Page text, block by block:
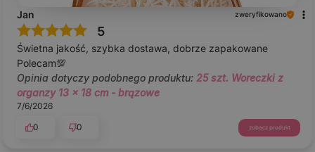
Jan zweryfikowano
5
Świetna jakość, szybka dostawa, dobrze zapakowane
Polecam💯
Opinia dotyczy podobnego produktu: 25 szt. Woreczki z
organzy 13 x 18 cm - brązowe
7/6/2026
0
0 zobacz produkt